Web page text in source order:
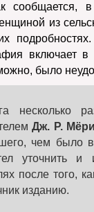
сообщается,
из
включает
было
несколько
Дж. Р.
чем было
уточнить
после того,
изданию.